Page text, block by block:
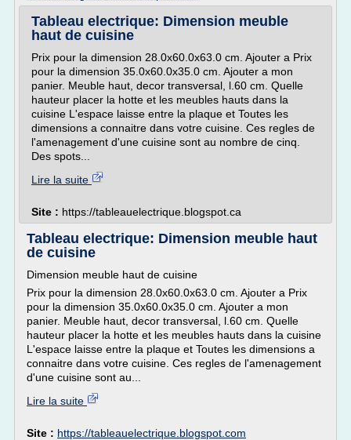
Tableau electrique: Dimension meuble
haut de cuisine
Prix pour la dimension 28.0x60.0x63.0 cm. Ajouter a Prix
pour la dimension 35.0x60.0x35.0 cm. Ajouter a mon
panier. Meuble haut, decor transversal, l.60 cm. Quelle
hauteur placer la hotte et les meubles hauts dans la
cuisine L'espace laisse entre la plaque et Toutes les
dimensions a connaitre dans votre cuisine. Ces regles de
l'amenagement d'une cuisine sont au nombre de cinq.
Des spots...
Lire la suite
Site : https://tableauelectrique.blogspot.ca
Tableau electrique: Dimension meuble haut
de cuisine
Dimension meuble haut de cuisine
Prix pour la dimension 28.0x60.0x63.0 cm. Ajouter a Prix
pour la dimension 35.0x60.0x35.0 cm. Ajouter a mon
panier. Meuble haut, decor transversal, l.60 cm. Quelle
hauteur placer la hotte et les meubles hauts dans la cuisine
L'espace laisse entre la plaque et Toutes les dimensions a
connaitre dans votre cuisine. Ces regles de l'amenagement
d'une cuisine sont au...
Lire la suite
Site : https://tableauelectrique.blogspot.com